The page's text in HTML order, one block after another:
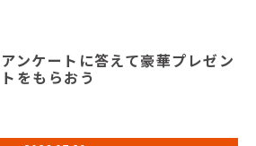
アンケートに答えて豪華プレゼン
トをもらおう